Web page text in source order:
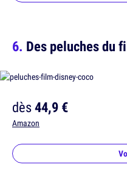
Des peluches du
dès44,9 €
Amazon